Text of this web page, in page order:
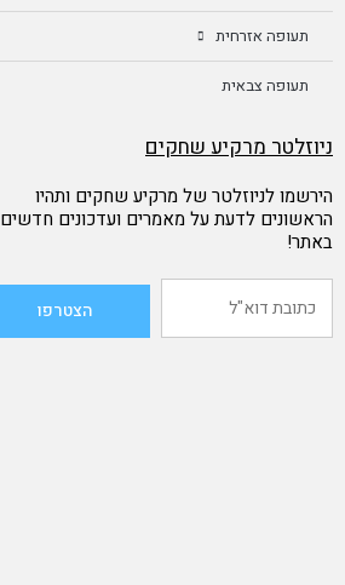
תעופה אזרחית
תעופה צבאית
ניוזלטר מרקיע שחקים
הירשמו לניוזלטר של מרקיע שחקים ותהיו
הראשונים לדעת על מאמרים ועדכונים חדשים
באתר!